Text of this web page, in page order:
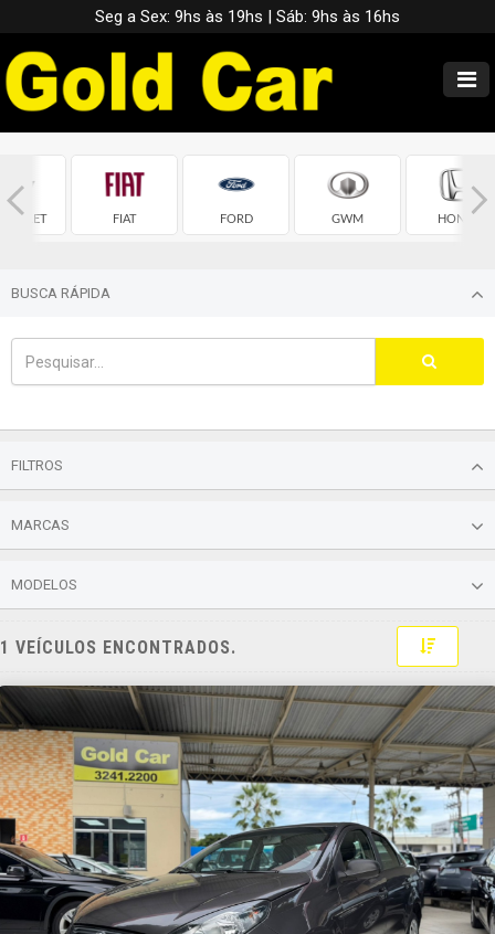
Seg a Sex: 9hs às 19hs | Sáb: 9hs às 16hs
FIAT FORD GWM HONDA
BUSCA RÁPIDA
FILTROS
MARCAS
MODELOS
1 VEÍCULOS ENCONTRADOS. Toggle